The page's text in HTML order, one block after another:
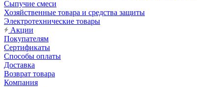
Сыпучие смеси
Хозяйственные товара и средства защиты
Электротехнические товары
Акции
Покупателям
Сертификаты
Способы оплаты
Доставка
Возврат товара
Компания